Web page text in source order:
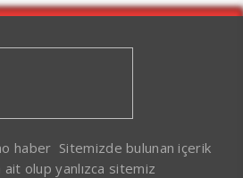
haber Sitemizde bulunan içerik
olup yanlızca sitemiz